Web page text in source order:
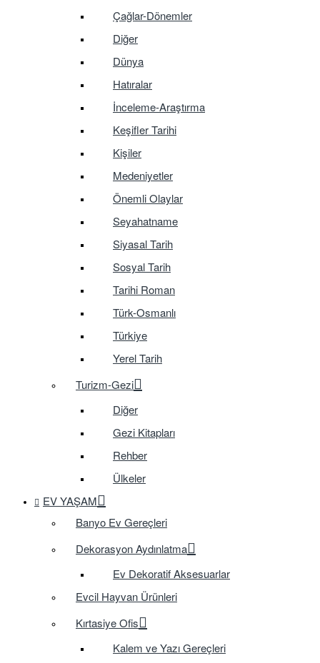
Çağlar-Dönemler
Diğer
Dünya
Hatıralar
İnceleme-Araştırma
Keşifler Tarihi
Kişiler
Medeniyetler
Önemli Olaylar
Seyahatname
Siyasal Tarih
Sosyal Tarih
Tarihi Roman
Türk-Osmanlı
Türkiye
Yerel Tarih
Turizm-Gezi
Diğer
Gezi Kitapları
Rehber
Ülkeler
EV YAŞAM
Banyo Ev Gereçleri
Dekorasyon Aydınlatma
Ev Dekoratif Aksesuarlar
Evcil Hayvan Ürünleri
Kırtasiye Ofis
Kalem ve Yazı Gereçleri